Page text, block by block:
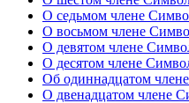
О седьмом члене
О восьмом члене
О девятом члене
О десятом члене
Об одиннадцатом
О двенадцатом члене